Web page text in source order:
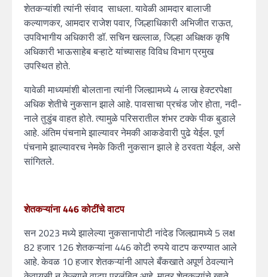
शेतकऱ्यांशी त्यांनी संवाद साधला. यावेळी आमदार बालाजी
कल्याणकर, आमदार राजेश पवार, जिल्हाधिकारी अभिजीत राऊत,
उपविभागीय अधिकारी डॉ. सचिन खल्लाळ, जिल्हा अधिक्षक कृषि
अधिकारी भाऊसाहेब बऱ्हाटे यांच्यासह विविध विभाग प्रमुख
उपस्थित होते.
यावेळी माध्यमांशी बोलताना त्यांनी जिल्ह्यामध्ये 4 लाख हेक्टरपेक्षा
अधिक शेतीचे नुकसान झाले आहे. पावसाचा प्रचंड जोर होता, नदी-
नाले तुडुंब वाहत होते. त्यामुळे परिसरातील शंभर टक्के पीक बुडाले
आहे. अंतिम पंचनामे झाल्यावर नेमकी आकडेवारी पुढे येईल. पूर्ण
पंचनामे झाल्यावरच नेमके किती नुकसान झाले हे ठरवता येईल, असे
सांगितले.
शेतकऱ्यांना 446 कोटींचे वाटप
सन 2023 मध्ये झालेल्या नुकसानापोटी नांदेड जिल्ह्यामध्ये 5 लक्ष
82 हजार 126 शेतकऱ्यांना 446 कोटी रुपये वाटप करण्यात आले
आहे. केवळ 10 हजार शेतकऱ्यांनी आपले बँकखाते अपूर्ण ठेवल्याने